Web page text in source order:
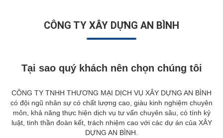
CÔNG TY XÂY DỰNG AN BÌNH
Tại sao quý khách nên chọn chúng tôi
CÔNG TY TNHH THƯƠNG MẠI DỊCH VỤ XÂY DỰNG AN BÌNH
có đội ngũ nhân sự có chất lượng cao, giàu kinh nghiệm chuyên
môn, khả năng thực hiện dịch vụ tư vấn chuyên sâu, có tính kỷ
luật, tinh thần đoàn kết, trách nhiệm cao với các dự án của XÂY
DỰNG AN BÌNH.